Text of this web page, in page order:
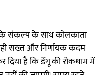
संकल्प के साथ कोलकाता
सख्त और निर्णायक कदम
है कि डेंगू की रोकथाम में